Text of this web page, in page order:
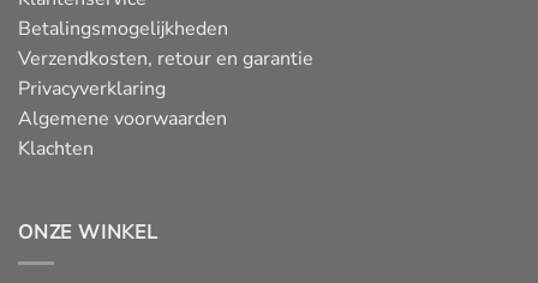
Betalingsmogelijkheden
Verzendkosten, retour en garantie
Privacyverklaring
Algemene voorwaarden
Klachten
ONZE WINKEL